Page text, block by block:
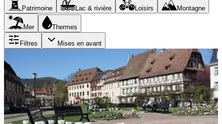
Patrimoine Lac & rivière Loisirs Montagne
Mer Thermes
Filtres Mises en avant